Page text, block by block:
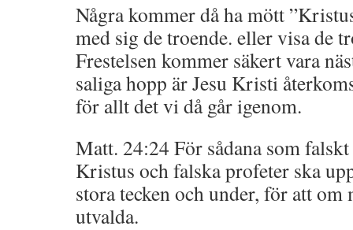
Några kommer då ha mött
med sig de troende. eller visa de
Frestelsen kommer säkert vara
saliga hopp är Jesu Kristi
för allt det vi då går igenom.
Matt. 24:24 För sådana som
Kristus och falska profeter ska
stora tecken och under, för att om
utvalda.